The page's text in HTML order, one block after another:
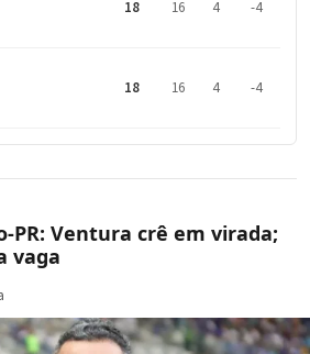
18 16 4 -4
18 16 4 -4
PR: Ventura crê em virada;
vaga